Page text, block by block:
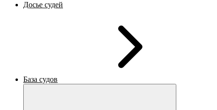
Досье судей
База судов